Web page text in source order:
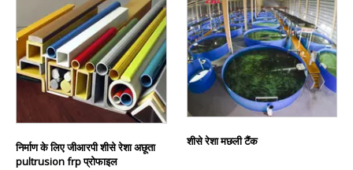
निर्माण के लिए जीआरपी शीसे रेशा अछूता
pultrusion frp प्रोफाइल
शीसे रेशा मछली टैंक